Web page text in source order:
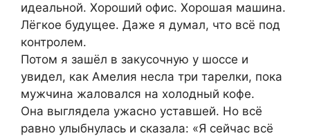
идеальной. Хороший офис. Хорошая машина.
Лёгкое будущее. Даже я думал, что всё под
контролем.
Потом я зашёл в закусочную у шоссе и
увидел, как Амелия несла три тарелки, пока
мужчина жаловался на холодный кофе.
Она выглядела ужасно уставшей. Но всё
равно улыбнулась и сказала: «Я сейчас всё